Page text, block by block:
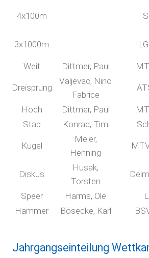
4x100m
3x1000m
Weit
Dittmer, Paul
Dreisprung
Valjevac, Nino
Fabrice
Hoch Dittmer, Paul
Stab
Konrad, Tim
Kugel
Meier,
Henning
Diskus
Husak,
Torsten
Speer Harms, Ole
Hammer
Bösecke, Karl
Jahrgangseinteilung